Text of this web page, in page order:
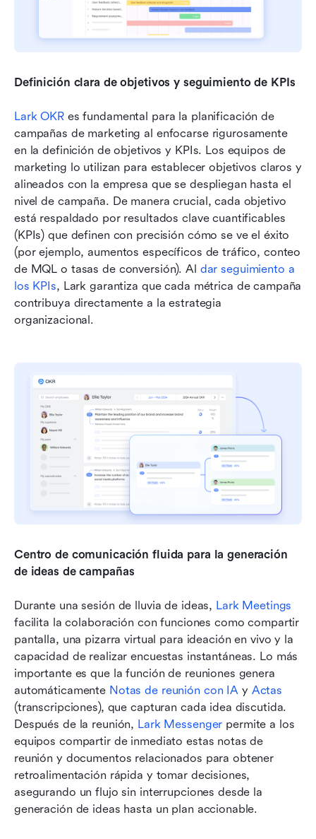
Definición clara de objetivos y seguimiento de KPIs
Lark OKR es fundamental para la planificación de
campañas de marketing al enfocarse rigurosamente
en la definición de objetivos y KPIs. Los equipos de
marketing lo utilizan para establecer objetivos claros y
alineados con la empresa que se despliegan hasta el
nivel de campaña. De manera crucial, cada objetivo
está respaldado por resultados clave cuantificables
(KPIs) que definen con precisión cómo se ve el éxito
(por ejemplo, aumentos específicos de tráfico, conteo
de MQL o tasas de conversión). Al dar seguimiento a
los KPIs, Lark garantiza que cada métrica de campaña
contribuya directamente a la estrategia
organizacional.
Centro de comunicación fluida para la generación
de ideas de campañas
Durante una sesión de lluvia de ideas, Lark Meetings
facilita la colaboración con funciones como compartir
pantalla, una pizarra virtual para ideación en vivo y la
capacidad de realizar encuestas instantáneas. Lo más
importante es que la función de reuniones genera
automáticamente Notas de reunión con IA y Actas
(transcripciones), que capturan cada idea discutida.
Después de la reunión, Lark Messenger permite a los
equipos compartir de inmediato estas notas de
reunión y documentos relacionados para obtener
retroalimentación rápida y tomar decisiones,
asegurando un flujo sin interrupciones desde la
generación de ideas hasta un plan accionable.